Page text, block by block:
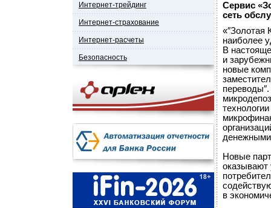
Интернет-трейдинг
Интернет-страхование
Интернет-расчеты
Безопасность
Сервис
сеть
«″Золотая
наиболее
В
и
новые
денежными
Новые
оказывают
в